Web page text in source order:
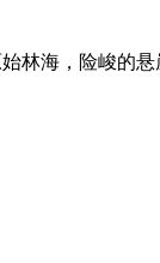
海，险峻的